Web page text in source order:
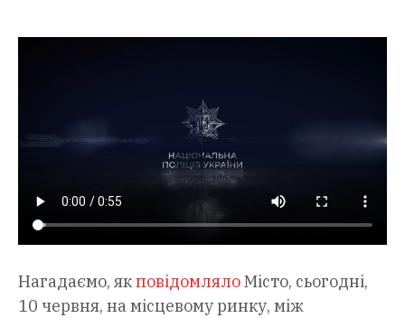
Нагадаємо, якповідомлялоМісто, сьогодні,
10 червня, на місцевому ринку, між